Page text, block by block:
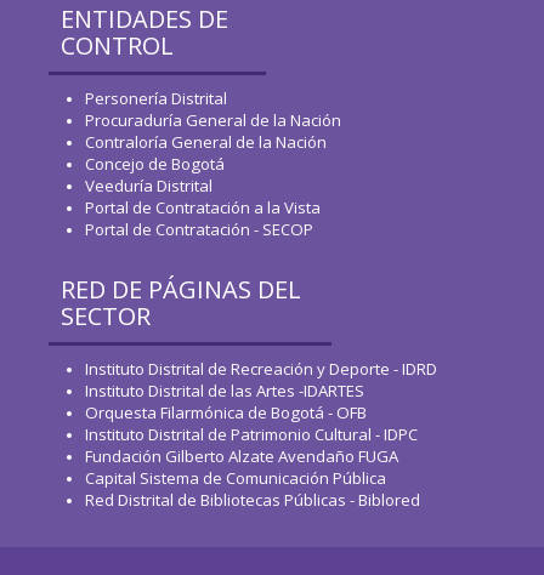
ENTIDADES DE
CONTROL
Personería Distrital
Procuraduría General de la Nación
Contraloría General de la Nación
Concejo de Bogotá
Veeduría Distrital
Portal de Contratación a la Vista
Portal de Contratación - SECOP
RED DE PÁGINAS DEL
SECTOR
Instituto Distrital de Recreación y Deporte - IDRD
Instituto Distrital de las Artes -IDARTES
Orquesta Filarmónica de Bogotá - OFB
Instituto Distrital de Patrimonio Cultural - IDPC
Fundación Gilberto Alzate Avendaño FUGA
Capital Sistema de Comunicación Pública
Red Distrital de Bibliotecas Públicas - Biblored